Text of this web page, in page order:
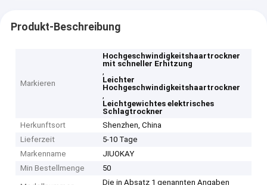
Produkt-Beschreibung
Markieren
Hochgeschwindigkeitshaartrockner
mit schneller Erhitzung
,
Leichter
Hochgeschwindigkeitshaartrockner
,
Leichtgewichtes elektrisches
Schlagtrockner
Herkunftsort
Shenzhen, China
Lieferzeit
5-10 Tage
Markenname
JIUOKAY
Min Bestellmenge
50
Die in Absatz 1 genannten Angaben